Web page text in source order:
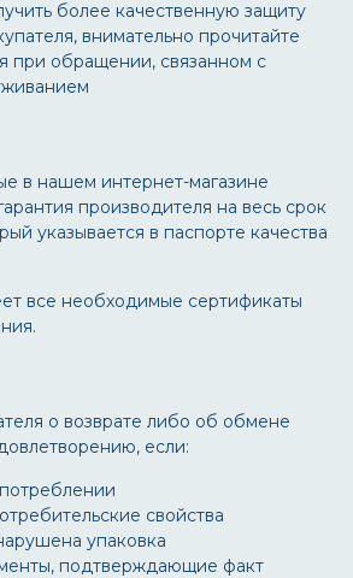
более качественную защиту
внимательно прочитайте
при обращении, связанном с
в нашем интернет-магазине
производителя на весь срок
указывается в паспорте качества
все необходимые сертификаты
о возврате либо об обмене
если:
свойства
упаковка
подтверждающие факт